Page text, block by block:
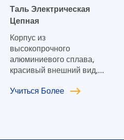
Таль Электрическая
Цепная
Корпус из
высокопрочного
алюминиевого сплава,
красивый внешний вид,
небольшой размер,
Учиться Более